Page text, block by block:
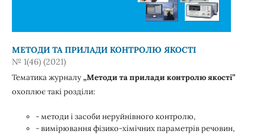
МЕТОДИ ТА ПРИЛАДИ КОНТРОЛЮ ЯКОСТІ
№ 1(46) (2021)
Тематика журналу„Методи та прилади контролю якості”
охоплює такі розділи:
- методи і засоби неруйнівного контролю,
- вимірювання фізико-хімічних параметрів речовин,